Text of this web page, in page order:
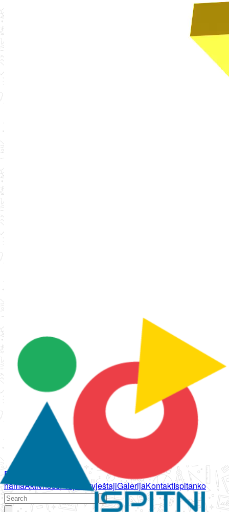
Početna
namaAktivnostiPropisi IzvještajiGalerijaKontaktIspitanko